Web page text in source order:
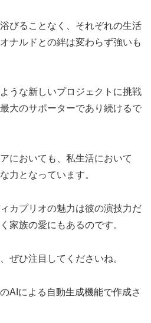
びることなく、それぞれの生活
ナルドとの絆は変わらず強いも
うな新しいプロジェクトに挑戦
大のサポーターであり続けるで
においても、私生活において
力となっています。
カプリオの魅力は彼の演技力だ
家族の愛にもあるのです。
ぜひ注目してくださいね。
のAIによる自動生成機能で作成さ